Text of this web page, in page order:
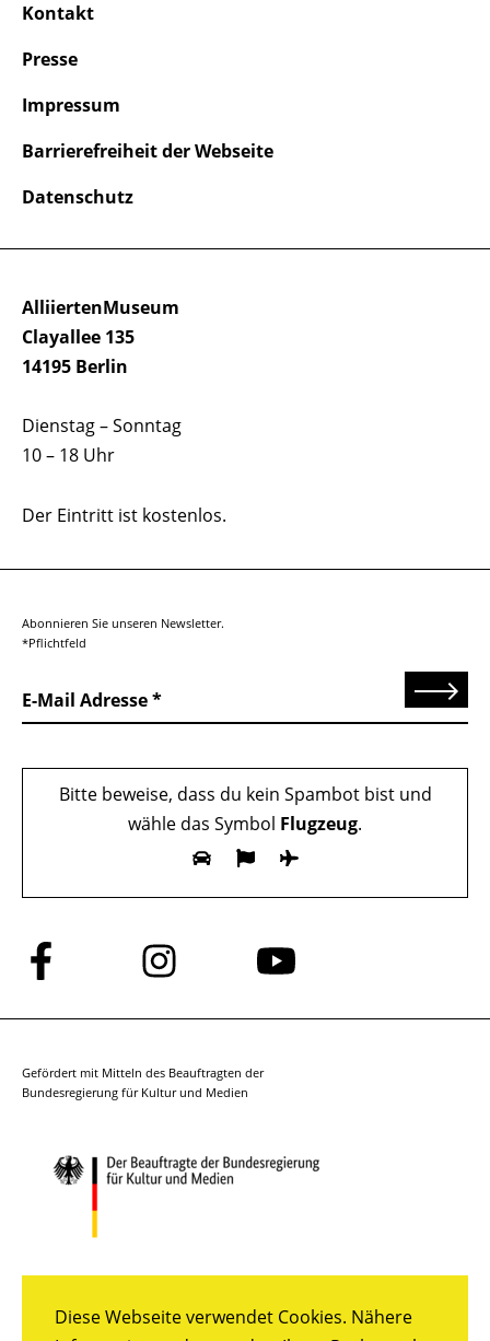
Diese Webseite verwendet Cookies. Nähere
AlliiertenMuseum
Clayallee 135
14195 Berlin
Dienstag – Sonntag
10 – 18 Uhr
Der Eintritt ist kostenlos.
Kontakt
Presse
Impressum
Barrierefreiheit der Webseite
Datenschutz
Abonnieren Sie unseren Newsletter.
*Pflichtfeld
E-Mail Adresse Senden
Bitte beweise, dass du kein Spambot bist und
wähle das Symbol Flugzeug.
Folge
uns
auf
Folge
uns
auf
Folge
auf
Gefördert mit Mitteln des Beauftragten der
Bundesregierung für Kultur und Medien